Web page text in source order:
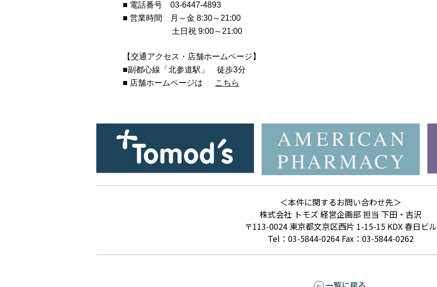
■ 電話番号
03-6447-4893
■ 営業時間 月～金 8:30～21:00
土日祝 9:00～21:00
【交通アクセス・店舗ホームページ】
■副都心線「北参道駅」 徒歩3分
■ 店舗ホームページは
こちら
＜本件に関するお問い合わせ先＞
株式会社 トモズ 経営企画部 担当 下田・吉沢
〒113-0024 東京都文京区西片 1-15-15 KDX 春日ビル
Tel：03-5844-0264 Fax：03-5844-0262